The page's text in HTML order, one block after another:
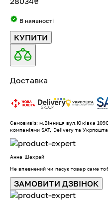
В наявності
КУПИТИ
Доставка
Самовивіз: м.Вінниця вул.Юківка
компаніями SAT, Delivery та
Анна Шахрай
Не впевнений чи пасує товар саме
ЗАМОВИТИ ДЗВІНОК